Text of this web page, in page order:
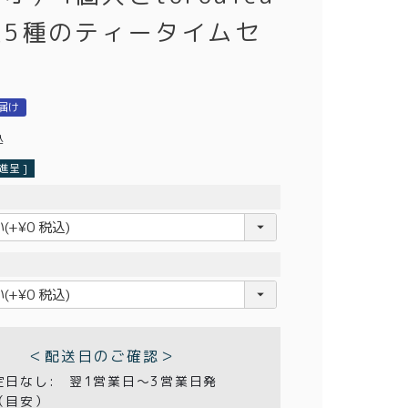
種のティータイムセ
け
呈 ]
＜配送日のご確認＞
日なし:
翌1営業日〜3営業日発
安）